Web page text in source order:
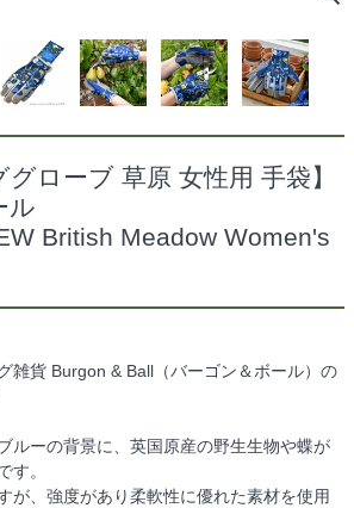
グローブ 草原 女性用 手袋】
ル
British Meadow Women's
雑貨 Burgon & Ball（バーゴン＆ボール）の
ルーの背景に、英国原産の野生生物や蝶が
す。
が、強度があり柔軟性に優れた素材を使用